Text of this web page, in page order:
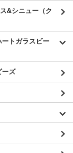
&シニュー（ク
トガラスビー
ーズ